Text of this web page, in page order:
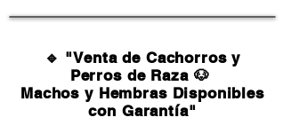
🔹 "Venta de Cachorros y
Perros de Raza 🐶
Machos y Hembras Disponibles
con Garantía"